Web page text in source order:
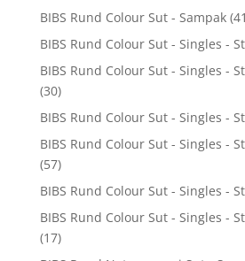
BIBS Rund Colour Sut - Sampak
BIBS Rund Colour Sut - Singles -
BIBS Rund Colour Sut - Singles -
(30)
BIBS Rund Colour Sut - Singles -
BIBS Rund Colour Sut - Singles -
(57)
BIBS Rund Colour Sut - Singles -
BIBS Rund Colour Sut - Singles -
(17)